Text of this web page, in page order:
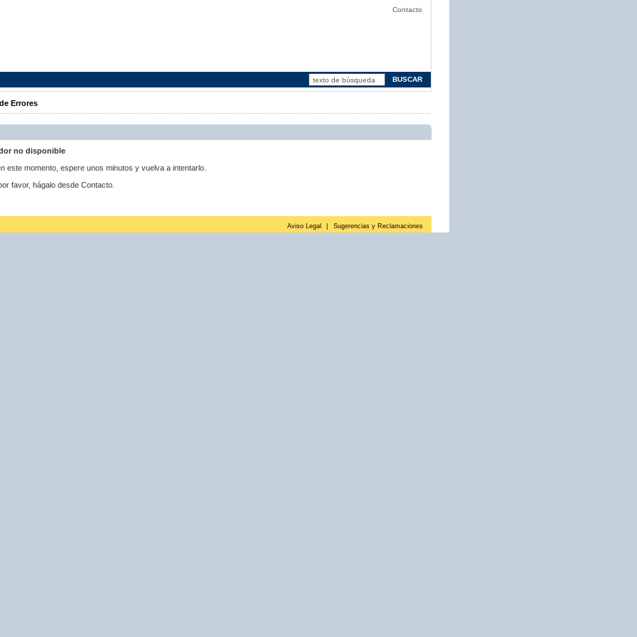
Contacto
Errores
no disponible
este momento, espere unos minutos y vuelva a intentarlo.
favor, hágalo desde Contacto.
Aviso Legal Sugerencias y Reclamaciones